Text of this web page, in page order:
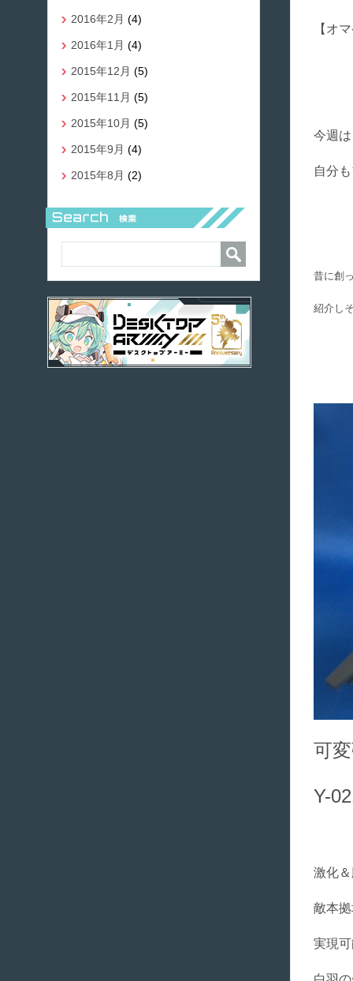
【オ
今週は
自分
昔に創
紹介し
可
Y-
激化
敵本
実現
2016年2月 (4)
2016年1月 (4)
2015年12月 (5)
2015年11月 (5)
2015年10月 (5)
2015年9月 (4)
2015年8月 (2)